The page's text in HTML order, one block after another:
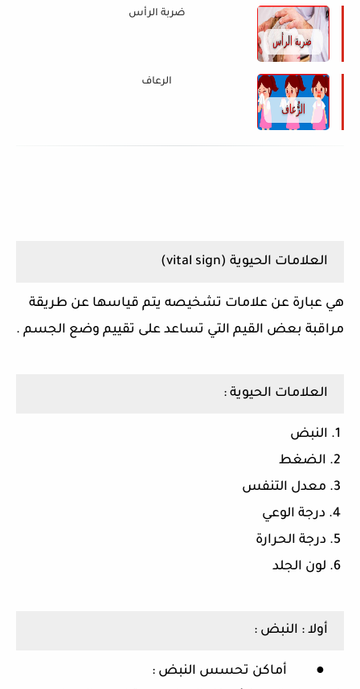
ضربة الرأس
الرعاف
العلامات الحيوية (vital sign
)
هي عبارة عن علامات تشخيصه يتم قياسها عن طريقة
مراقبة بعض القيم التي تساعد على تقييم وضع الجسم .
العلامات الحيوية :
1. النبض
2. الضغط
3.
معدل التنفس
4. درجة الوعي
5.
درجة الحرارة
6.
لون الجلد
أولا : النبض :
● أماكن تحسس النبض :